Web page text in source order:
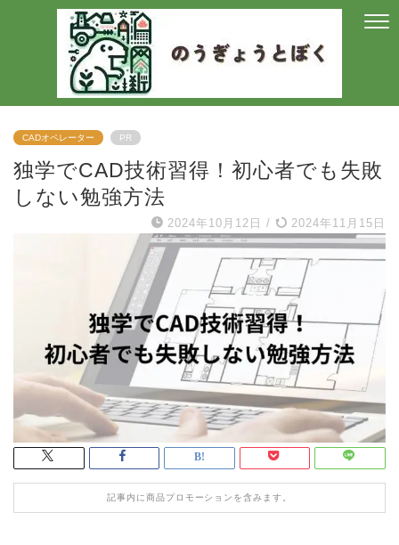
CADオペレーター PR
独学でCAD技術習得！初心者でも失敗
しない勉強方法
2024年10月12日 / 2024年11月15日
記事内に商品プロモーションを含みます。